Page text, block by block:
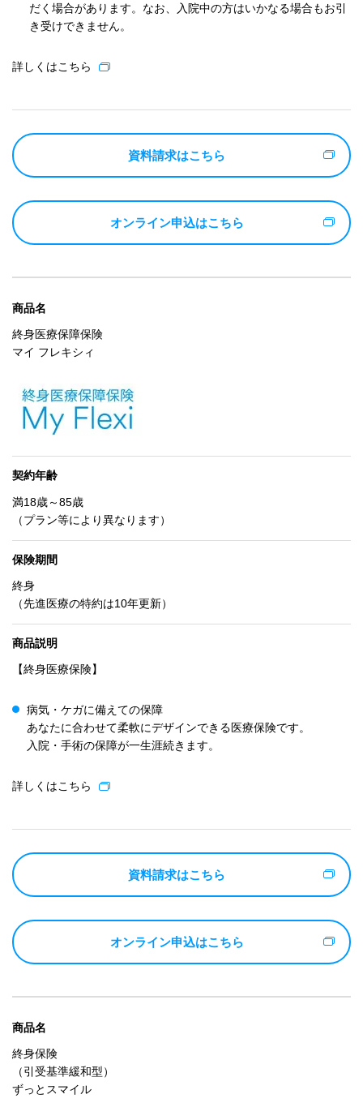
だく場合があります。なお、入院中の方はいかなる場合もお引
き受けできません。
詳しくはこちら
資料請求はこちら
オンライン申込はこちら
商品名
終身医療保障保険
マイ フレキシィ
契約年齢
満18歳～85歳
（プラン等により異なります）
保険期間
終身
（先進医療の特約は10年更新）
商品説明
【終身医療保険】
病気・ケガに備えての保障
あなたに合わせて柔軟にデザインできる医療保険です。
入院・手術の保障が一生涯続きます。
詳しくはこちら
資料請求はこちら
オンライン申込はこちら
商品名
終身保険
（引受基準緩和型）
ずっとスマイル